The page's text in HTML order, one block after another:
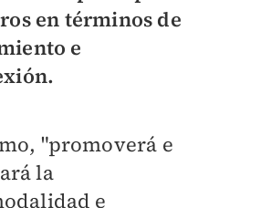
en términos de
e
"promoverá e
la
e